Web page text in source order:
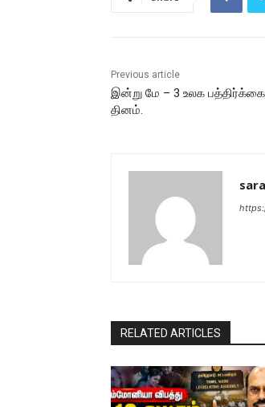
Previous article
இன்று மே – 3 உலக
தினம்.
RELATED ARTICLES